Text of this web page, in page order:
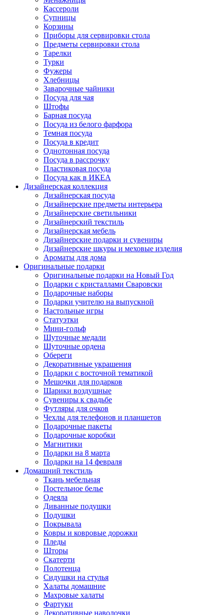
Кассероли
Супницы
Корзины
Приборы для сервировки стола
Предметы сервировки стола
Тарелки
Турки
Фужеры
Хлебницы
Заварочные чайники
Посуда для чая
Штофы
Барная посуда
Посуда из белого фарфора
Темная посуда
Посуда в кредит
Однотонная посуда
Посуда в рассрочку
Пластиковая посуда
Посуда как в ИКЕА
Дизайнерская коллекция
Дизайнерская посуда
Дизайнерские предметы интерьера
Дизайнерские светильники
Дизайнерский текстиль
Дизайнерская мебель
Дизайнерские подарки и сувениры
Дизайнерские шкуры и меховые изделия
Ароматы для дома
Оригинальные подарки
Оригинальные подарки на Новый Год
Подарки с кристаллами Сваровски
Подарочные наборы
Подарки учителю на выпускной
Настольные игры
Статуэтки
Мини-гольф
Шуточные медали
Шуточные ордена
Обереги
Декоративные украшения
Подарки с восточной тематикой
Мешочки для подарков
Шарики воздушные
Сувениры к свадьбе
Футляры для очков
Чехлы для телефонов и планшетов
Подарочные пакеты
Подарочные коробки
Магнитики
Подарки на 8 марта
Подарки на 14 февраля
Домашний текстиль
Ткань мебельная
Постельное белье
Одеяла
Диванные подушки
Подушки
Покрывала
Ковры и ковровые дорожки
Пледы
Шторы
Скатерти
Полотенца
Сидушки на стулья
Халаты домашние
Махровые халаты
Фартуки
Декоративные наволочки